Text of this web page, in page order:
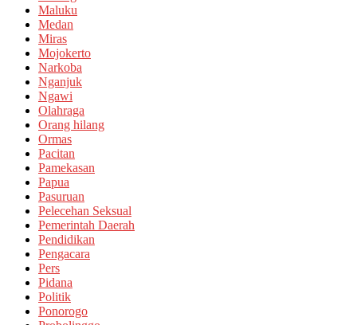
Maluku
Medan
Miras
Mojokerto
Narkoba
Nganjuk
Ngawi
Olahraga
Orang hilang
Ormas
Pacitan
Pamekasan
Papua
Pasuruan
Pelecehan Seksual
Pemerintah Daerah
Pendidikan
Pengacara
Pers
Pidana
Politik
Ponorogo